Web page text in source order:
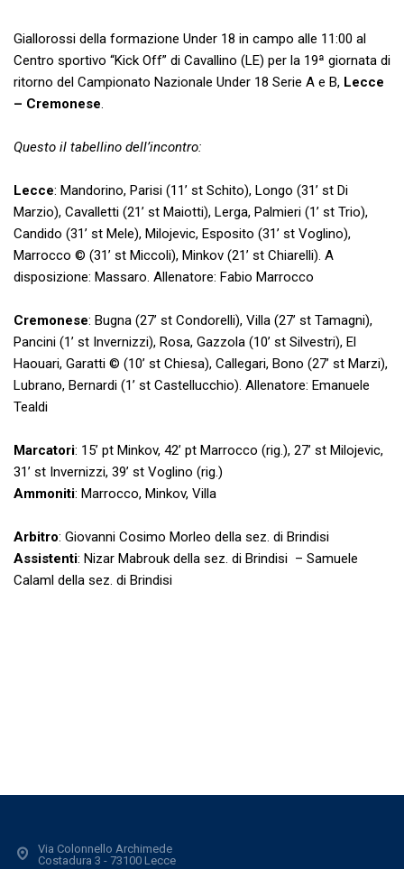
Giallorossi della formazione Under 18 in campo alle 11:00 al
Centro sportivo “Kick Off” di Cavallino (LE) per la 19ª giornata di
ritorno del Campionato Nazionale Under 18 Serie A e B, Lecce
– Cremonese
Questo il tabellino dell’incontro:
Lecce: Mandorino, Parisi (11’ st Schito), Longo (31’ st Di
Marzio), Cavalletti (21’ st Maiotti), Lerga, Palmieri (1’ st Trio),
Candido (31’ st Mele), Milojevic, Esposito (31’ st Voglino),
Marrocco © (31’ st Miccoli), Minkov (21’ st Chiarelli). A
disposizione: Massaro. Allenatore: Fabio Marrocco
Cremonese: Bugna (27’ st Condorelli), Villa (27’ st Tamagni),
Pancini (1’ st Invernizzi), Rosa, Gazzola (10’ st Silvestri), El
Haouari, Garatti © (10’ st Chiesa), Callegari, Bono (27’ st Marzi),
Lubrano, Bernardi (1’ st Castellucchio). Allenatore: Emanuele
Tealdi
Marcatori: 15’ pt Minkov, 42’ pt Marrocco (rig.), 27’ st Milojevic,
31’ st Invernizzi, 39’ st Voglino (rig.)
Ammoniti: Marrocco, Minkov, Villa
Arbitro: Giovanni Cosimo Morleo della sez. di Brindisi
Assistenti: Nizar Mabrouk della sez. di Brindisi – Samuele
Calaml della sez. di Brindisi
Via Colonnello Archimede
Costadura 3 - 73100 Lecce